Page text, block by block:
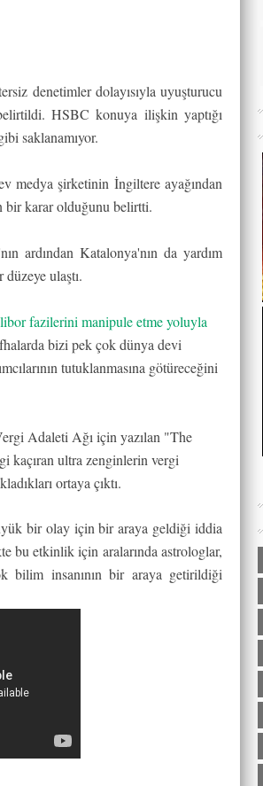
denetimler dolayısıyla uyuşturucu
HSBC konuya ilişkin yaptığı
saklanamıyor.
medya şirketinin İngiltere ayağından
bir karar olduğunu belirtti.
ardından Katalonya'nın da yardım
ulaştı.
fazilerini manipule etme yoluyla
bizi pek çok dünya devi
tutuklanmasına götüreceğini
Adaleti Ağı için yazılan "The
kaçıran ultra zenginlerin vergi
ortaya çıktı.
bir olay için bir araya geldiği iddia
bu etkinlik için aralarında astrologlar,
bilim insanının bir araya getirildiği